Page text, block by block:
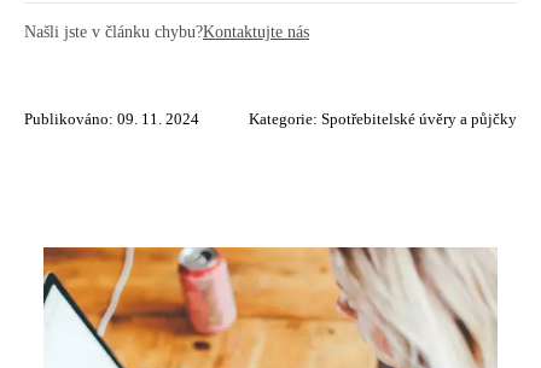
Našli jste v článku chybu?Kontaktujte nás
Publikováno: 09. 11. 2024 Kategorie: Spotřebitelské úvěry a půjčky